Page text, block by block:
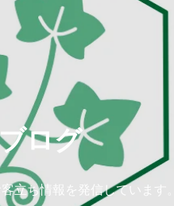
ログ
立ち情報を発信しています。